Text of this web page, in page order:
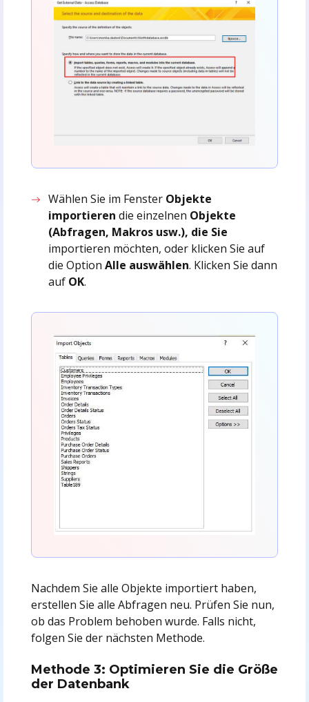
Wählen Sie im Fenster Objekte
importierendie einzelnen Objekte
(Abfragen, Makros usw.), die Sie
importieren möchten, oder klicken Sie auf
die OptionAlle auswählen. Klicken Sie dann
auf OK.
Nachdem Sie alle Objekte importiert haben,
erstellen Sie alle Abfragen neu. Prüfen Sie nun,
ob das Problem behoben wurde. Falls nicht,
folgen Sie der nächsten Methode.
Methode 3: Optimieren Sie die Größe
der Datenbank